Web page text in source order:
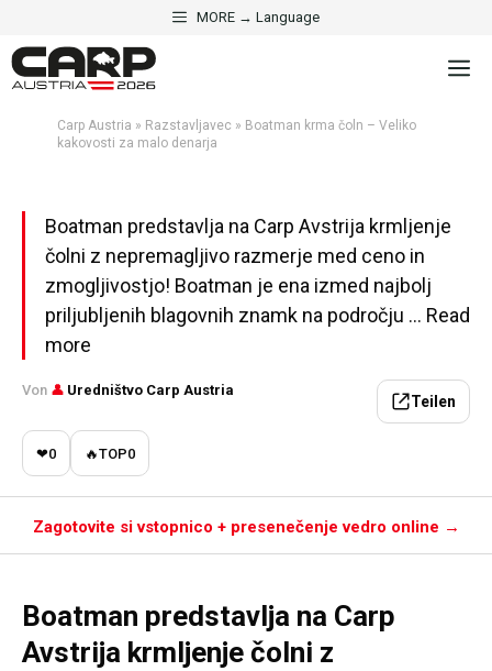
content
MORE → Language
Carp Austria » Razstavljavec » Boatman krma čoln – Veliko
kakovosti za malo denarja
Boatman krma čoln – Veliko
kakovosti za malo denarja
Aktualisiert am 2. maja 2026 · 5 Min. Lesezeit
Boatman predstavlja na Carp Avstrija krmljenje
čolni z nepremagljivo razmerje med ceno in
zmogljivostjo! Boatman je ena izmed najbolj
priljubljenih blagovnih znamk na področju ... Read
more
Von 👤 Uredništvo Carp Austria
Teilen
❤0 🔥TOP0
Zagotovite si vstopnico + presenečenje vedro online →
Boatman predstavlja na Carp
Avstrija krmljenje čolni z